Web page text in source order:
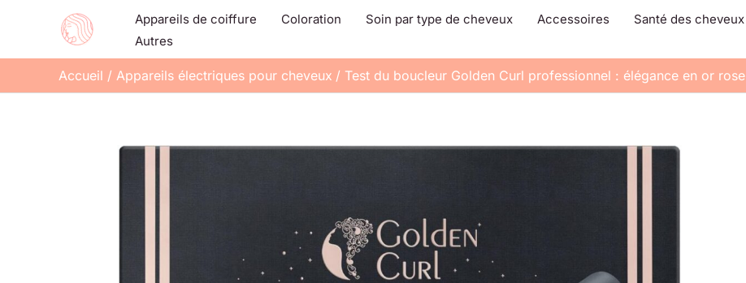
contenu
Appareils de coiffure Coloration Soin par type de cheveux Accessoires Santé des cheveux
Autres
Accueil Appareils électriques pour cheveux Test du boucleur Golden Curl professionnel : élégance en or rose